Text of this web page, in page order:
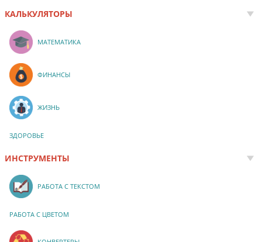
КАЛЬКУЛЯТОРЫ
МАТЕМАТИКА
ФИНАНСЫ
ЖИЗНЬ
ЗДОРОВЬЕ
ИНСТРУМЕНТЫ
РАБОТА С ТЕКСТОМ
РАБОТА С ЦВЕТОМ